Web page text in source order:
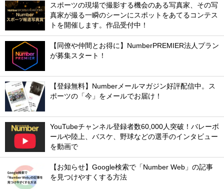
スポーツの現場で撮影する機会のある写真家、その写
真家が撮る一瞬のシーンにスポットをあてるコンテス
トを開催します。作品受付中！
【同僚や仲間とお得に】NumberPREMIER法人プラン
が募集スタート！
【登録無料】Numberメールマガジン好評配信中。ス
ポーツの「今」をメールでお届け！
YouTubeチャンネル登録者数60,000人突破！バレーボ
ールや陸上、バスケ、野球などの選手のインタビュー
を動画で
【お知らせ】Google検索で「Number Web」の記事
を見つけやすくする方法